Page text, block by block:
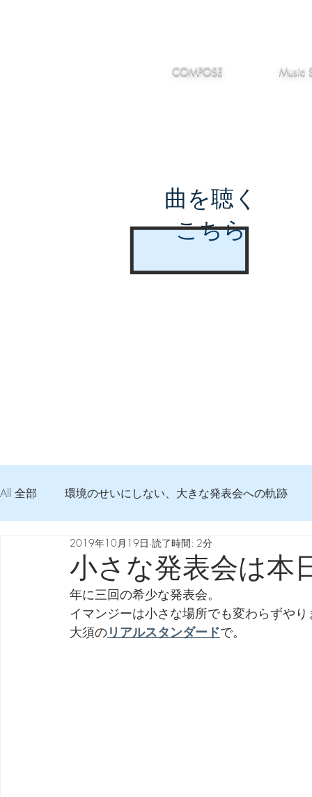
COMPOSE Music
曲を聴く
こちら
All 全部 環境のせいにしない、大きな発表会への軌跡
弦交換の記録 DTM 始める 知っておきたいコト
Imanjy Studio 使われているモノ 食べんじーの美味
小さな発表会は本
2019年10月19日 読了時間: 2分
年に三回の希少な発表会。
イマンジーは小さな場所でも変わらずやり
大須のリアルスタンダードで。